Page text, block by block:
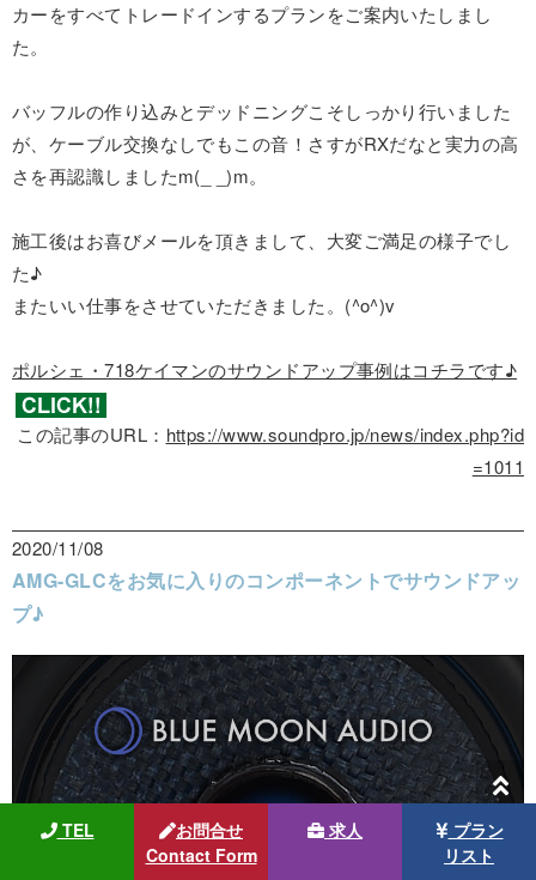
カーをすべてトレードインするプランをご案内いたしまし
た。
バッフルの作り込みとデッドニングこそしっかり行いました
が、ケーブル交換なしでもこの音！さすがRXだなと実力の高
さを再認識しましたm(_ _)m。
施工後はお喜びメールを頂きまして、大変ご満足の様子でし
た♪
またいい仕事をさせていただきました。(^o^)v
ポルシェ・718ケイマンのサウンドアップ事例はコチラです♪
この記事のURL： https://www.soundpro.jp/news/index.php?id
=1011
2020/11/08
AMG-GLCをお気に入りのコンポーネントでサウンドアッ
プ♪
TEL
お問合せ
Contact Form
求人
プラン
リスト